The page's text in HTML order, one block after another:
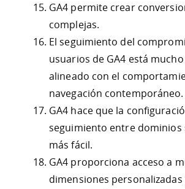
GA4 permite crear
complejas.
El seguimiento del
usuarios de GA4 está
alineado con el
navegación contemporáneo.
GA4 hace que la
seguimiento entre dominios
más fácil.
GA4 proporciona acceso a
dimensiones